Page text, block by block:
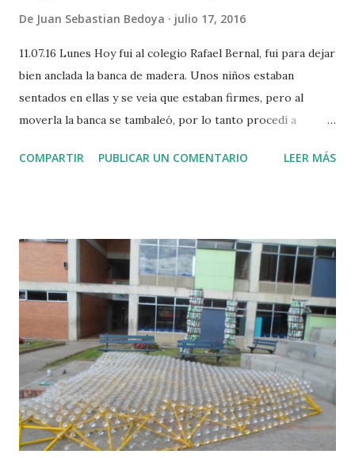
De Juan Sebastian Bedoya julio 17, 2016
11.07.16 Lunes Hoy fui al colegio Rafael Bernal, fui para dejar
bien anclada la banca de madera. Unos niños estaban
sentados en ellas y se veía que estaban firmes, pero al
moverla la banca se tambaleó, por lo tanto procedí a
tornillos que aseguraran definitivamente la banca a sus
COMPARTIR PUBLICAR UN COMENTARIO LEER MÁS